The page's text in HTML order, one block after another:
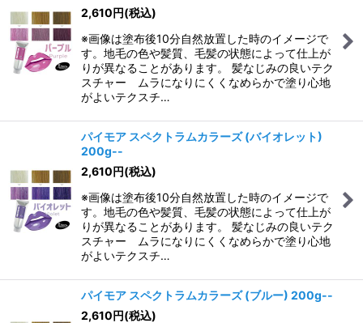
2,610円(税込)
※画像は塗布後10分自然放置した時のイメージで
す。地毛の色や髪質、毛髪の状態によって仕上が
りが異なることがあります。 髪なじみの良いテク
スチャー ムラになりにくくなめらかで塗り心地
がよいテクスチ…
パイモア スペクトラムカラーズ (バイオレット)
200g--
2,610円(税込)
※画像は塗布後10分自然放置した時のイメージで
す。地毛の色や髪質、毛髪の状態によって仕上が
りが異なることがあります。 髪なじみの良いテク
スチャー ムラになりにくくなめらかで塗り心地
がよいテクスチ…
パイモア スペクトラムカラーズ (ブルー) 200g--
2,610円(税込)